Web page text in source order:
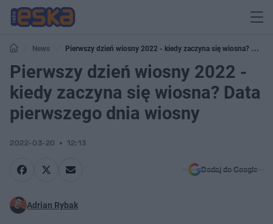
News
Pierwszy dzień wiosny 2022 - kiedy zaczyna się wiosna? Data
pierwszego dnia wiosny
Pierwszy dzień wiosny 2022 -
kiedy zaczyna się wiosna? Data
pierwszego dnia wiosny
2022-03-20 12:13
Dodaj do Google
Adrian Rybak